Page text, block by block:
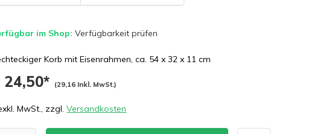
im Shop:Verfügbarkeit prüfen
Korb mit Eisenrahmen, ca. 54 x 32 x 11 cm
24,50* (29,16 Inkl. MwSt.)
MwSt., zzgl.Versandkosten